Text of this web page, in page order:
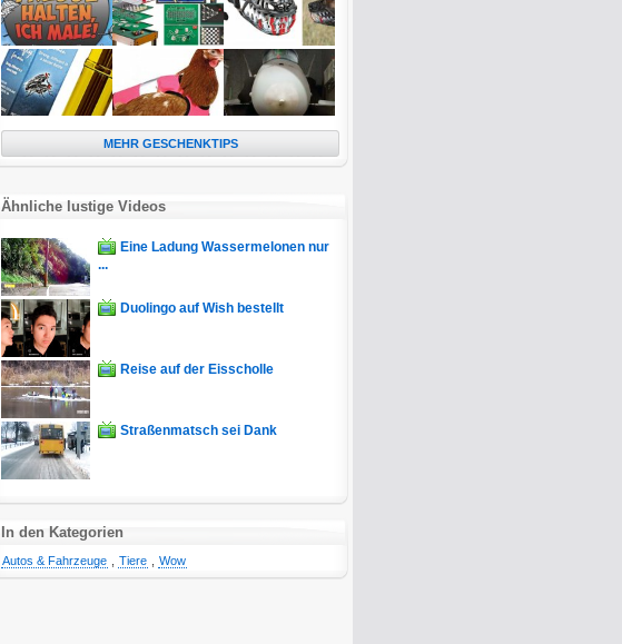
MEHR GESCHENKTIPS
Ähnliche lustige Videos
Eine Ladung Wassermelonen nur
...
Duolingo auf Wish bestellt
Reise auf der Eisscholle
Straßenmatsch sei Dank
In den Kategorien
Autos & Fahrzeuge Tiere Wow